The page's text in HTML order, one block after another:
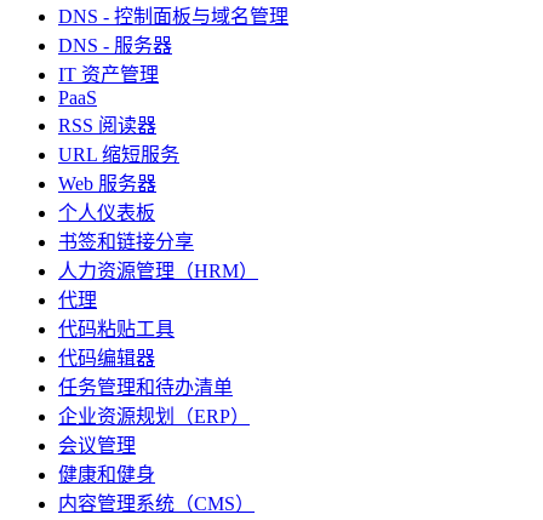
DNS - 控制面板与域名管理
DNS - 服务器
IT 资产管理
PaaS
RSS 阅读器
URL 缩短服务
Web 服务器
个人仪表板
书签和链接分享
人力资源管理（HRM）
代理
代码粘贴工具
代码编辑器
任务管理和待办清单
企业资源规划（ERP）
会议管理
健康和健身
内容管理系统（CMS）